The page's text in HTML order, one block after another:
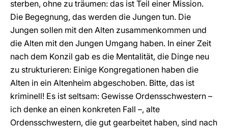
sterben, ohne zu träumen: das ist Teil einer Mission.
Die Begegnung, das werden die Jungen tun. Die
Jungen sollen mit den Alten zusammenkommen und
die Alten mit den Jungen Umgang haben. In einer Zeit
nach dem Konzil gab es die Mentalität, die Dinge neu
zu strukturieren: Einige Kongregationen haben die
Alten in ein Altenheim abgeschoben. Bitte, das ist
kriminell! Es ist seltsam: Gewisse Ordensschwestern –
ich denke an einen konkreten Fall –, alte
Ordensschwestern, die gut gearbeitet haben, sind nach